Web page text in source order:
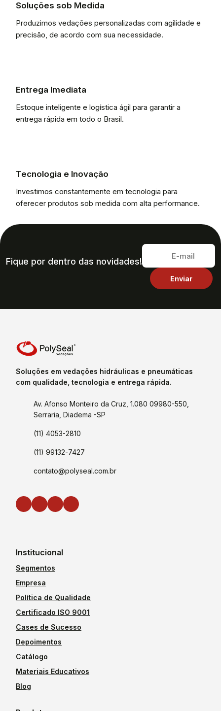
Soluções sob Medida
Produzimos vedações personalizadas com agilidade e
precisão, de acordo com sua necessidade.
Entrega Imediata
Estoque inteligente e logística ágil para garantir a
entrega rápida em todo o Brasil.
Tecnologia e Inovação
Investimos constantemente em tecnologia para
oferecer produtos sob medida com alta performance.
Fique por dentro das novidades!
Soluções em vedações hidráulicas e pneumáticas
com qualidade, tecnologia e entrega rápida.
Av. Afonso Monteiro da Cruz, 1.080 09980-550,
Serraria, Diadema -SP
(11) 4053-2810
(11) 99132-7427
contato@polyseal.com.br
Institucional
Segmentos
Empresa
Política de Qualidade
Certificado ISO 9001
Cases de Sucesso
Depoimentos
Catálogo
Materiais Educativos
Blog